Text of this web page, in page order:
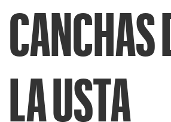
CANCHAS
LA USTA